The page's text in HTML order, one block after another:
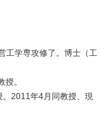
工学専攻修了。博士（工
。
2011年4月同教授、現